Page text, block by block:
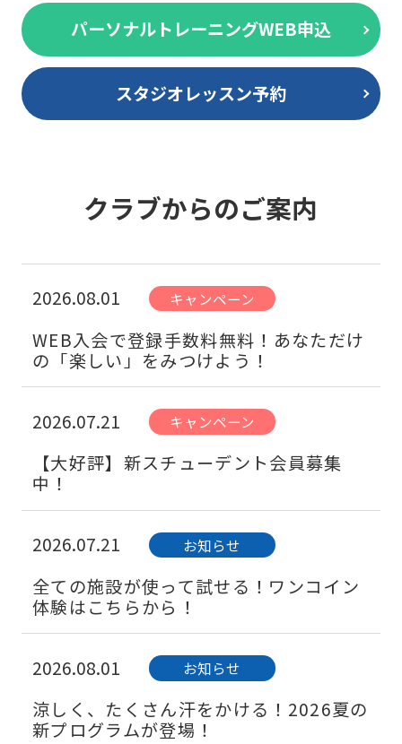
パーソナルトレーニングWEB申込
スタジオレッスン予約
クラブからのご案内
2026.08.01 キャンペーン
WEB入会で登録手数料無料！あなただけ
の「楽しい」をみつけよう！
2026.07.21 キャンペーン
【大好評】新スチューデント会員募集
中！
2026.07.21 お知らせ
全ての施設が使って試せる！ワンコイン
体験はこちらから！
2026.08.01 お知らせ
涼しく、たくさん汗をかける！2026夏の
新プログラムが登場！